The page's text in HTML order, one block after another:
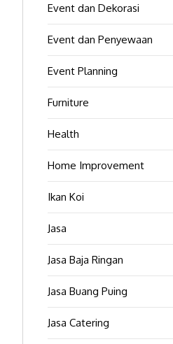
Event dan Dekorasi
Event dan Penyewaan
Event Planning
Furniture
Health
Home Improvement
Ikan Koi
Jasa
Jasa Baja Ringan
Jasa Buang Puing
Jasa Catering